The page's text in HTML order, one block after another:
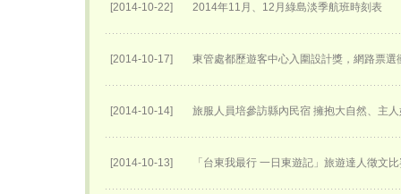
[2014-10-22] 2014年11月、12月綠島淡季航班時刻表
[2014-10-17] 東管處都歷遊客中心入圍設計獎，網路票選
[2014-10-14] 旅服人員培參訪縣內民宿 擁抱大自然、主
[2014-10-13] 「台東我最行 一日東遊記」旅遊達人徵文